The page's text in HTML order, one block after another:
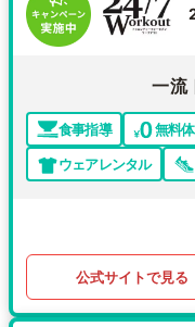
一流
食事指導 無料
ウェアレンタル
公式サイトで見る